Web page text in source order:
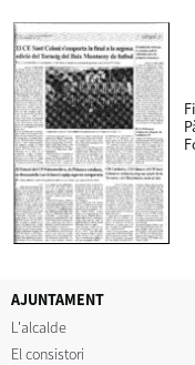
AJUNTAMENT
L'alcalde
El consistori